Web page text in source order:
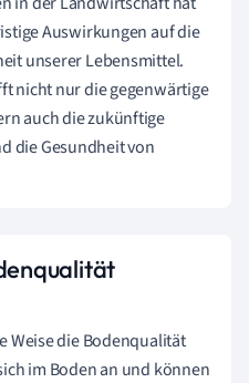
Auswirkungen auf die
unserer Lebensmittel.
nicht nur die gegenwärtige
auch die zukünftige
die Gesundheit von
Weise die Bodenqualität
im Boden an und können